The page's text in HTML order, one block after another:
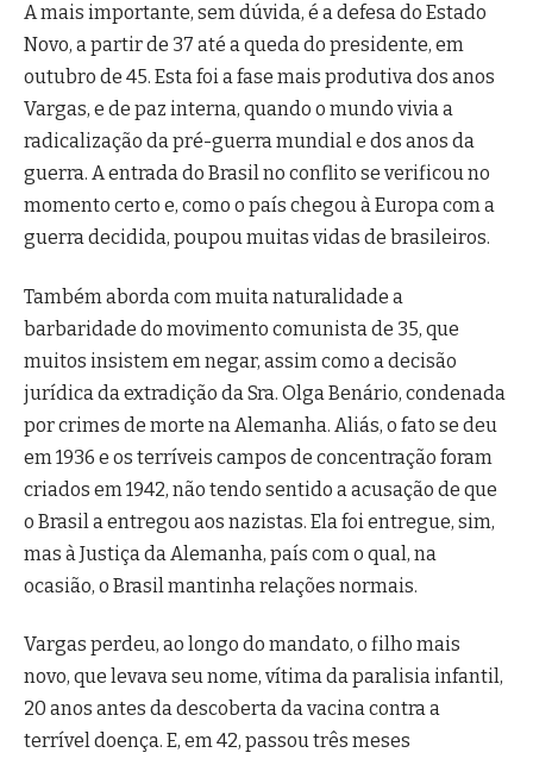
A mais importante, sem dúvida, é a defesa do Estado
Novo, a partir de 37 até a queda do presidente, em
outubro de 45. Esta foi a fase mais produtiva dos anos
Vargas, e de paz interna, quando o mundo vivia a
radicalização da pré-guerra mundial e dos anos da
guerra. A entrada do Brasil no conflito se verificou no
momento certo e, como o país chegou à Europa com a
guerra decidida, poupou muitas vidas de brasileiros.
Também aborda com muita naturalidade a
barbaridade do movimento comunista de 35, que
muitos insistem em negar, assim como a decisão
jurídica da extradição da Sra. Olga Benário, condenada
por crimes de morte na Alemanha. Aliás, o fato se deu
em 1936 e os terríveis campos de concentração foram
criados em 1942, não tendo sentido a acusação de que
o Brasil a entregou aos nazistas. Ela foi entregue, sim,
mas à Justiça da Alemanha, país com o qual, na
ocasião, o Brasil mantinha relações normais.
Vargas perdeu, ao longo do mandato, o filho mais
novo, que levava seu nome, vítima da paralisia infantil,
20 anos antes da descoberta da vacina contra a
terrível doença. E, em 42, passou três meses